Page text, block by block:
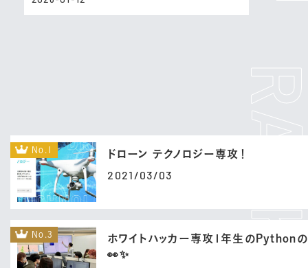
No.1 ドローン テクノロジー専攻！
2021/03/03
No.3
ホワイトハッカー専攻1年生のPython
👀✨